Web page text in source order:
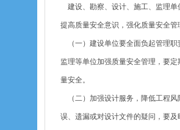
建设、勘察、设计、施工、监理单
提高质量安全意识，强化质量安全
（一）建设单位要全面负起管理职
监理等单位加强质量安全管理，要
量安全。
（二）加强设计服务，降低工程风
误、遗漏或对设计文件的疑问，要